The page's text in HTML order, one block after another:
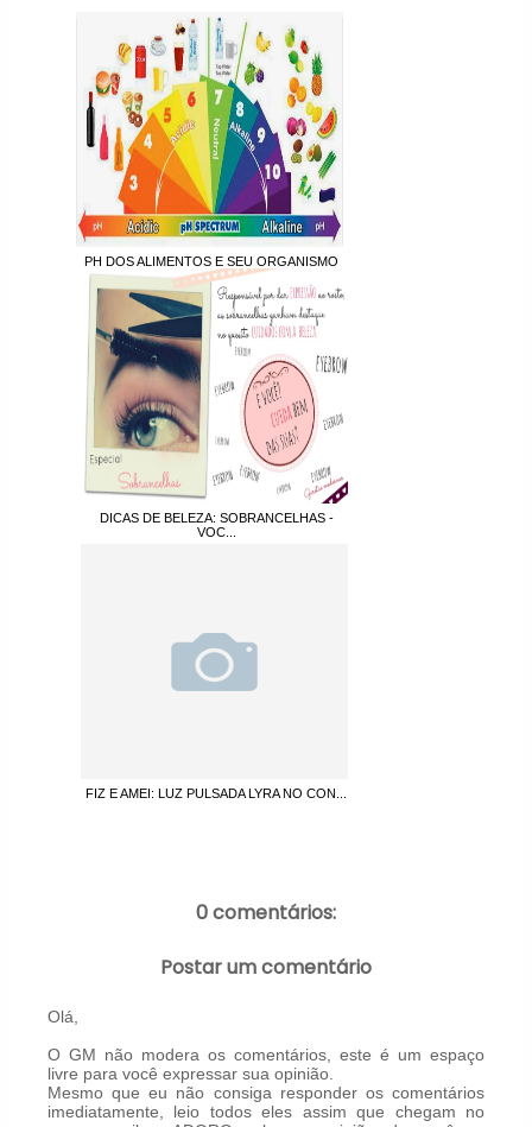
PH DOS ALIMENTOS E SEU ORGANISMO
DICAS DE BELEZA: SOBRANCELHAS -
VOC...
FIZ E AMEI: LUZ PULSADA LYRA NO CON...
0 comentários:
Postar um comentário
Olá,
O GM não modera os comentários, este é um espaço
livre para você expressar sua opinião.
Mesmo que eu não consiga responder os comentários
imediatamente, leio todos eles assim que chegam no